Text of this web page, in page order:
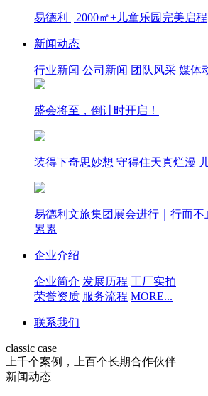
易德利 | 2000㎡+儿童乐园完美启程
新闻动态
行业新闻 公司新闻 团队风采 媒体
盛会将至，倒计时开启！
装得下奇思妙想 守得住天真烂漫
易德利文旅集团展会进行｜行而
累累
企业介绍
企业简介 发展历程 工厂实拍
荣誉资质 服务流程 MORE...
联系我们
classic case
上千个案例，上百个长期合作伙伴
新闻动态